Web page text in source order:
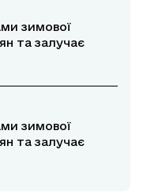
зимової
та залучає
зимової
та залучає